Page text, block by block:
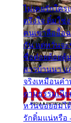
ไม่เคยรักใค
ตรึงใจ ติ๋มใช่
คนเขาลืออื้อ
กัน แต่หวั่นจ
ชื่อต๋อยต้อยตุ้
สาวบ้านนา
จริงเหมือนค
ตามธรรมเนี
หวั่นขอยอมได้
รักติ๋มแน่หรือ